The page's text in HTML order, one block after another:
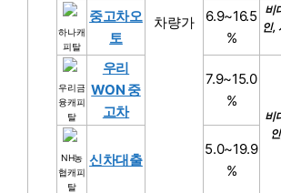
차량가
하나캐
피탈
중고차오
토
6.9~16.5
%
비
인,
우리금
융캐피
탈
우리
WON 중
고차
7.9~15.0
%
비
NH농
협캐피
탈
신차대출
5.0~19.9
%